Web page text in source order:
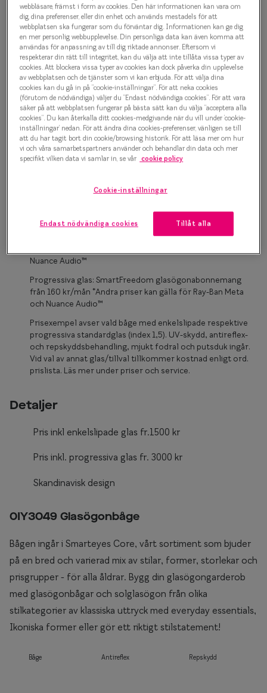
Olika
Taberg
Trender
1 000 kr
Transparent
Bågstorlek
S
120-126 mm
Osäker på vilken storlek du har? Se vår Storleksguide
Boka synundersökning
Enkelslipade glas: SmartFreedom glasögonabonnemang
Nuance Audio™
Progressiva glas: SmartFreedom glasögonabonnemang
från 160 kr/mån *Andra priser kan gälla för Ray-Ban Meta
och Nuance Audio™
Prisexempel avser vald båge med enkelslipade respektive
progressiva standardglas (index 1,5). UV-skydd, antireflex-
och repskyddsbehandling, mjukt fodral och putsduk ingår.
Vid val av annat glas/tillval tillkommer kostnad enligt ord.
prislista. Läs mer under priser och service.
Detaljer
Pris inkl enkelslipade glas fr.1500 kr
Pris inkl. progressiva glas fr. 3000 kr
Skandinavisk design
0IY3049 Glasögonbåge
Bågen ingår i Smarteyes Core, vårt sortiment som bjuder
på en bred och varierad mix av stilar, former, storlekar och
prisgrupper - för alla åldrar. Bygg din glasögongarderob
med glasögonbågar och solglasögon från olika
stilkategorier av klassiska uttryck med everyday essentials,
Ikoniska former eller gör ett riktigt stilstatement!
Båge Antireflex Repskydd
webbläsare, främst i form av cookies. Den här informationen kan vara om
dig, dina preferenser, eller din enhet och används mestadels för att
webbplatsen ska fungerar som du förväntar dig. Informationen kan ge dig
en mer personlig webbupplevelse. Din personliga data kan även komma att
användas för anpassning av till dig riktade annonser. Eftersom vi
respekterar din rätt till integritet, kan du välja att inte tillåta vissa typer av
cookies. Att blockera vissa typer av cookies kan dock påverka din upplevelse
av webbplatsen och de tjänster som vi kan erbjuda. För att välja dina
cookies kan du gå in på ”cookie-inställningar”. För att neka cookies
(förutom de nödvändiga) väljer du ”Endast nödvändiga cookies”. För att vara
säker på att webbplatsen fungerar på bästa sätt kan du välja ”acceptera alla
cookies”. Du kan återkalla ditt cookies-medgivande när du vill under ’cookie-
inställningar’ nedan. För att ändra dina cookies-preferenser, vänligen se till
att du har tagit bort din cookie/browsing historik. För att läsa mer om hur
vi och våra samarbetspartners använder och behandlar din data och mer
specifikt vilken data vi samlar in, se vår cookie policy
Cookie-inställningar
Endast nödvändiga cookies Tillåt alla